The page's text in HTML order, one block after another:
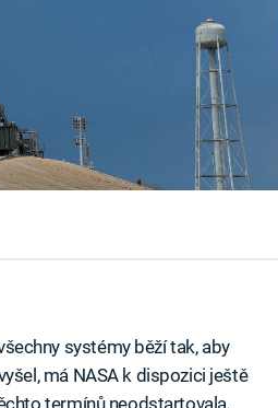
systémy běží tak, aby
má NASA k dispozici ještě
termínů neodstartovala,